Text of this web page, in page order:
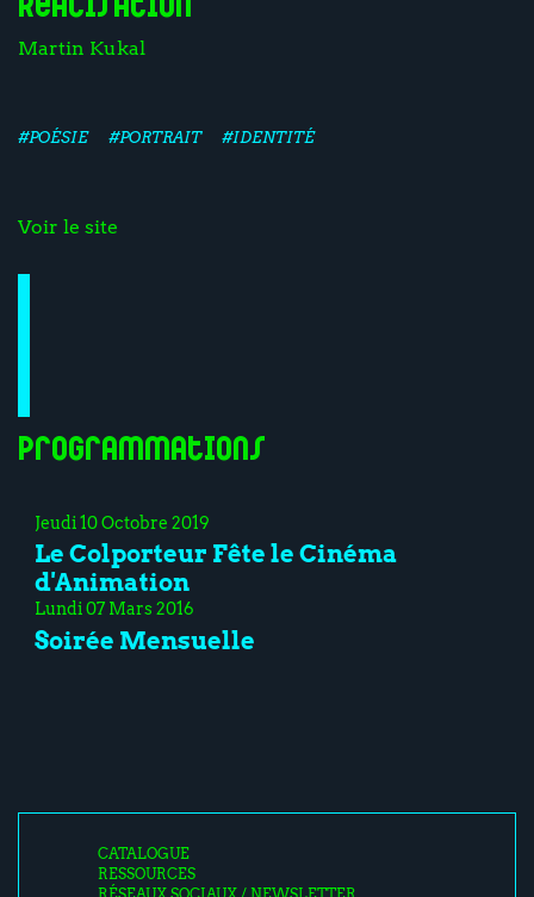
Réalisation
Martin Kukal
#POÉSIE #PORTRAIT #IDENTITÉ
Voir le site
Programmations
Jeudi 10 Octobre 2019
Le Colporteur Fête le Cinéma
d'Animation
Lundi 07 Mars 2016
Soirée Mensuelle
CATALOGUE
RESSOURCES